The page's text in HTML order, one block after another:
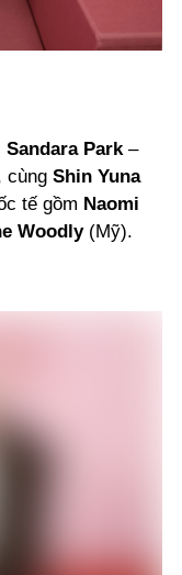
Sandara Park–
cùng Shin Yuna
tế gồm Naomi
Woodly(Mỹ).